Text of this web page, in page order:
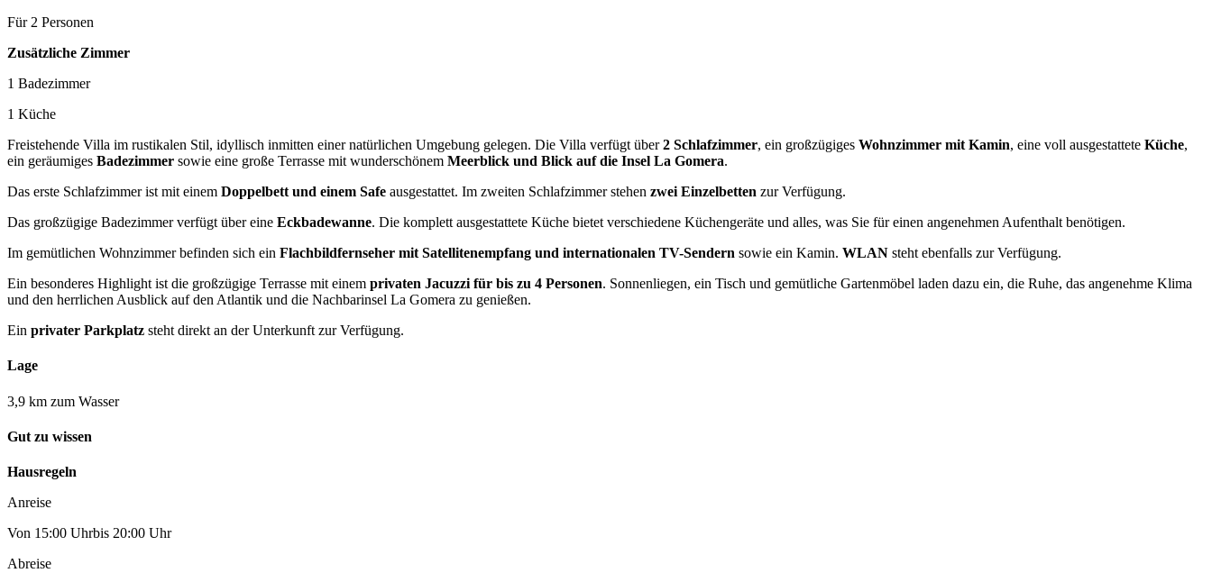
Für 2 Personen
Zusätzliche Zimmer
1 Badezimmer
1 Küche
Freistehende Villa im rustikalen Stil, idyllisch inmitten einer natürlichen Umgebung gelegen. Die Villa verfügt über2 Schlafzimmer, ein großzügiges Wohnzimmer mit Kamin, eine voll ausgestattete Küche,
ein geräumiges Badezimmer sowie eine große Terrasse mit wunderschönem Meerblick und Blick auf die Insel La Gomera.
Das erste Schlafzimmer ist mit einem Doppelbett und einem Safe ausgestattet. Im zweiten Schlafzimmer stehen zwei Einzelbetten zur Verfügung.
Das großzügige Badezimmer verfügt über eine Eckbadewanne. Die komplett ausgestattete Küche bietet verschiedene Küchengeräte und alles, was Sie für einen angenehmen Aufenthalt benötigen.
Im gemütlichen Wohnzimmer befinden sich ein Flachbildfernseher mit Satellitenempfang und internationalen TV-Sendern sowie ein Kamin. WLAN steht ebenfalls zur Verfügung.
Ein besonderes Highlight ist die großzügige Terrasse mit einem privaten Jacuzzi für bis zu 4 Personen. Sonnenliegen, ein Tisch und gemütliche Gartenmöbel laden dazu ein, die Ruhe, das angenehme Klima
und den herrlichen Ausblick auf den Atlantik und die Nachbarinsel La Gomera zu genießen.
Ein privater Parkplatz steht direkt an der Unterkunft zur Verfügung.
Lage
3,9 km zum Wasser
Gut zu wissen
Hausregeln
Anreise
Von 15:00 Uhrbis 20:00 Uhr
Abreise